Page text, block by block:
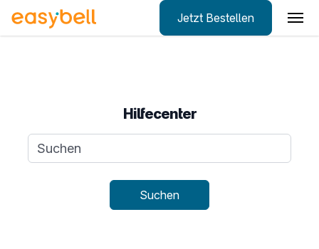
Jetzt Bestellen
Hilfecenter
Suchanfrage
Suchen